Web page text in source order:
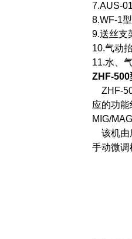
8.WF-
9.送
10.气
11.水
ZHF-500
ZHF-
应的功
MIG/
该机由
手动微调